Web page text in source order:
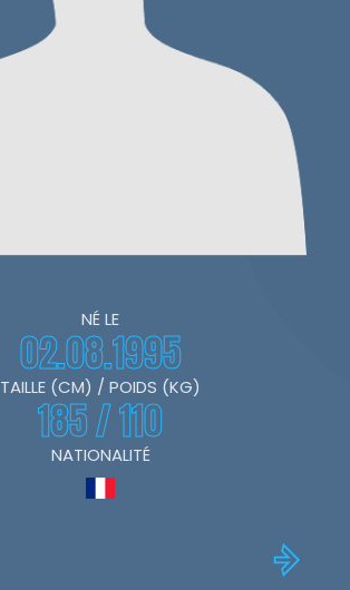
NÉ LE
02.08.1995
TAILLE (CM) / POIDS (KG)
185 / 110
NATIONALITÉ